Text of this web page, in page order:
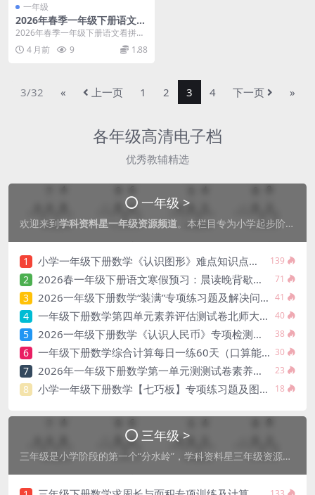
一年级
2026年春季一年级下册语文看
拼音写词语专项练习电子版分
享
2026年春季一年级下册语文看拼音
写词语，打牢生字基础必备 进入小
学一年级下学期...
4 月前 9 1.88
3/32 « 上一页 1 2 3 4 下一页 »
各年级高清电子档
优秀教辅精选
一年级 >
欢迎来到学科资料星一年级资源频道。本栏目专为小学起步阶段设计，涵盖
1 小学一年级下册数学《认识图形》难点知识点总结及图形拼组专项练习电子版 139
2 2026春一年级下册语文寒假预习：晨读晚背歇后语与谚语专项电子版资料 71
3 2026一年级下册数学“装满”专项练习题及解决问题专题训练电子版 41
4 一年级下册数学第四单元素养评估测试卷北师大版同步练习电子版 40
5 2026一年级下册数学《认识人民币》专项检测卷及测试题电子版 38
6 一年级下册数学综合计算每日一练60天（口算能力专项提升） 30
7 2026年一年级下册数学第一单元测测试卷素养评估卷（青岛63版）电子版下载 23
8 小学一年级下册数学【七巧板】专项练习题及图形拼组专题训练电子版 18
三年级 >
三年级是小学阶段的第一个“分水岭”，学科资料星三年级资源库为您保驾护航。针对三年级新增的英语起步资料、数学长方形正方形计算、语文三年级作文专项指导进行了深度整理。本栏目提供海量三年级精品教辅资料、核心考点大纲及名校冲刺卷下载。通过体系化的知识归纳与专项提分素材，帮助学生快速适应学科难度升级，平稳度过“三年级现象”。